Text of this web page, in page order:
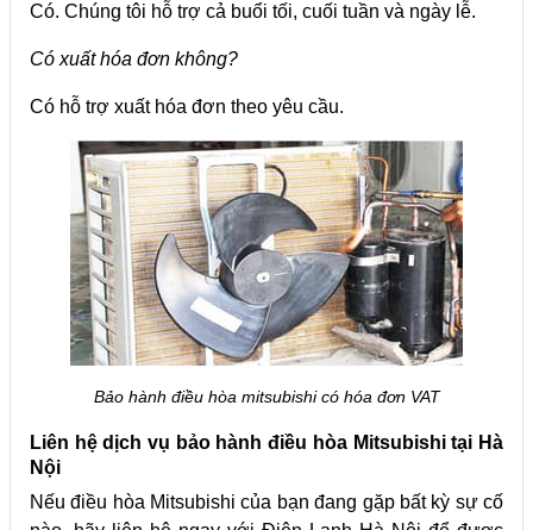
Có. Chúng tôi hỗ trợ cả buổi tối, cuối tuần và ngày lễ.
Có xuất hóa đơn không?
Có hỗ trợ xuất hóa đơn theo yêu cầu.
Bảo hành điều hòa mitsubishi có hóa đơn VAT
Liên hệ dịch vụ bảo hành điều hòa Mitsubishi tại Hà
Nội
Nếu điều hòa Mitsubishi của bạn đang gặp bất kỳ sự cố